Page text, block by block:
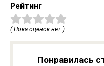
Рейтинг
( Пока оценок нет )
Понравилась